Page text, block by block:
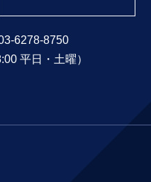
6278-8750
平日・土曜）